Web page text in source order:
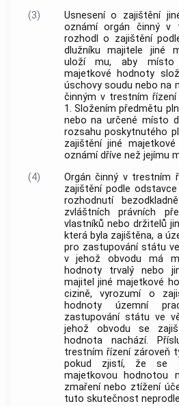
(3)
Usnesení o zajištění
oznámí orgán činný v
rozhodl o zajištění
dlužníku majitele jiné
uloží mu, aby místo
majetkové hodnoty
úschovy soudu nebo na
činným v trestním
1. Složením předmětu
nebo na určené místo
rozsahu poskytnutého
zajištění jiné
oznámí dříve než jejímu
(4)
Orgán činný v trestním
zajištění podle
rozhodnutí
zvláštních právních
vlastníků nebo držitelů
která byla zajištěna, a
pro zastupování státu
v jehož obvodu má
hodnoty trvalý nebo
majitel jiné majetkové
cizině, vyrozumí o
hodnoty územní
zastupování státu ve
jehož obvodu se
hodnota nachází.
trestním řízení zároveň
pokud zjistí, že se
majetkovou hodnotou
zmaření nebo ztížení
tuto skutečnost